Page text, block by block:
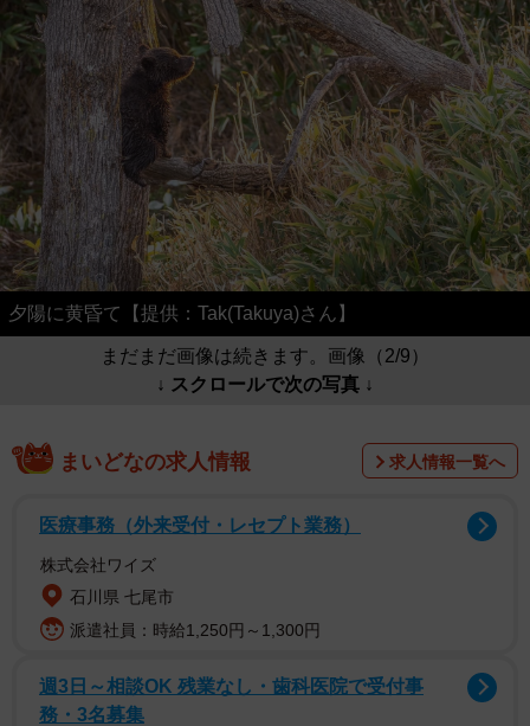
夕陽に黄昏て【提供：Tak(Takuya)さん】
まだまだ画像は続きます。画像（2/9）
↓ スクロールで次の写真 ↓
まいどなの求人情報 求人情報一覧へ
医療事務（外来受付・レセプト業務）
株式会社ワイズ
石川県 七尾市
派遣社員：時給1,250円～1,300円
週3日～相談OK 残業なし・歯科医院で受付事
務・3名募集